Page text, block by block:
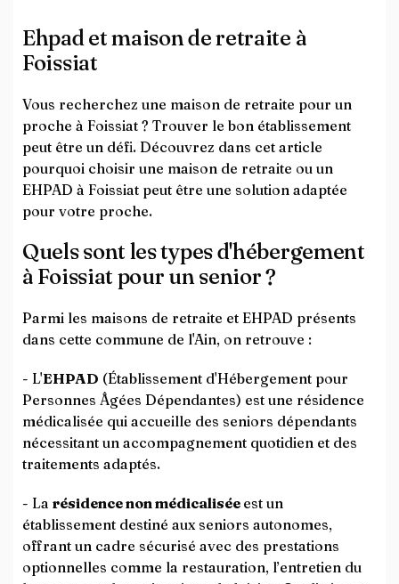
Ehpad et maison de retraite à
Foissiat
Vous recherchez une maison de retraite pour un
proche à Foissiat ? Trouver le bon établissement
peut être un défi. Découvrez dans cet article
pourquoi choisir une maison de retraite ou un
EHPAD à Foissiat peut être une solution adaptée
pour votre proche.
Quels sont les types d'hébergement
à Foissiat pour un senior ?
Parmi les maisons de retraite et EHPAD présents
dans cette commune de l'Ain, on retrouve :
- L'EHPAD (Établissement d'Hébergement pour
Personnes Âgées Dépendantes) est une résidence
médicalisée qui accueille des seniors dépendants
nécessitant un accompagnement quotidien et des
traitements adaptés.
- La résidence non médicalisée est un
établissement destiné aux seniors autonomes,
offrant un cadre sécurisé avec des prestations
optionnelles comme la restauration, l’entretien du